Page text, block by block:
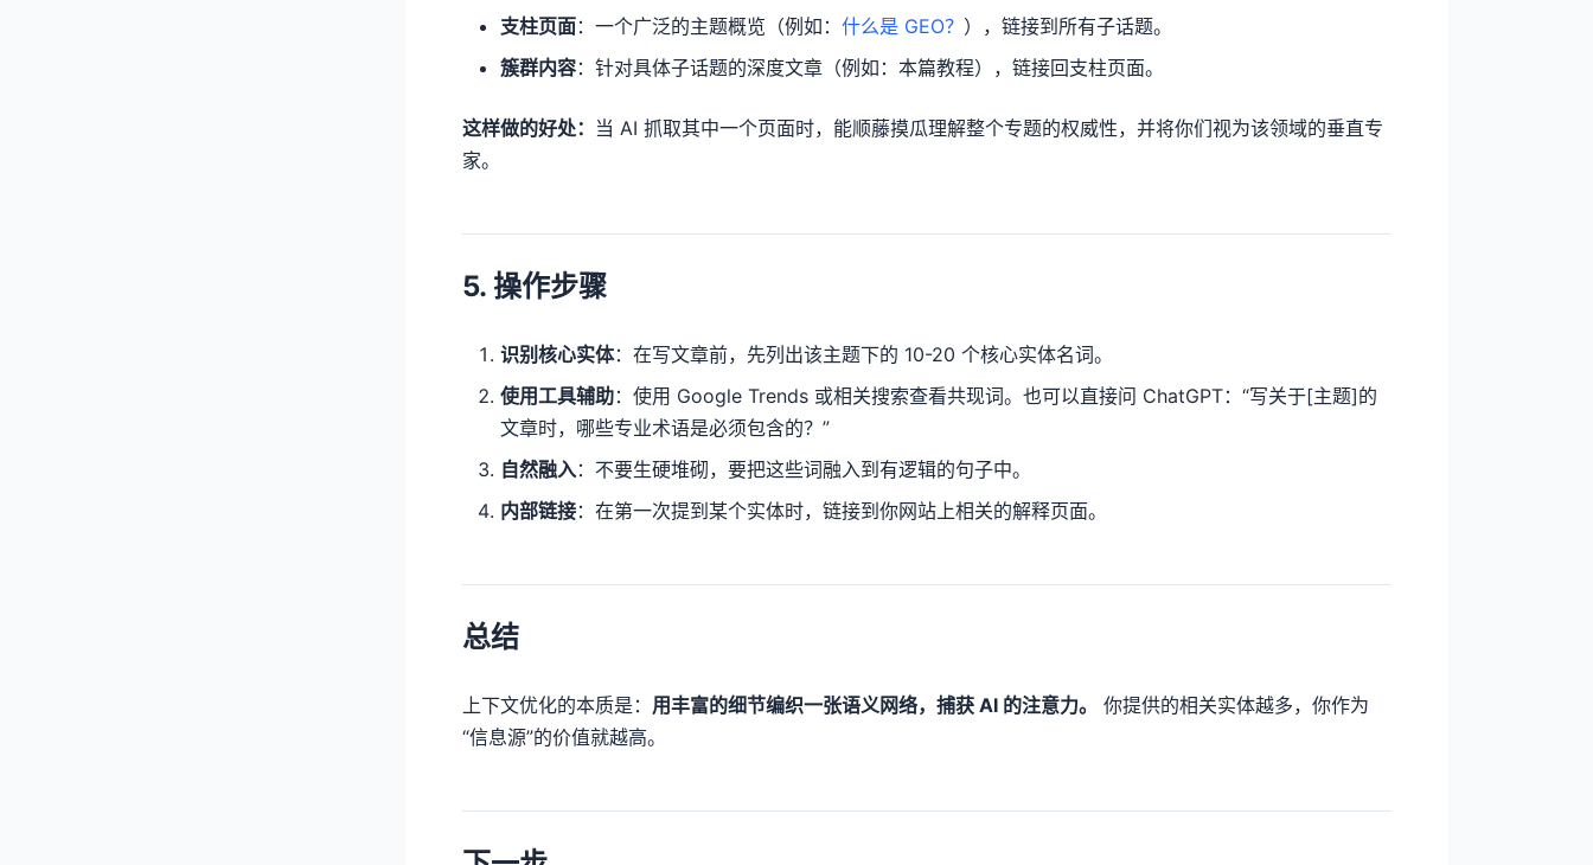
支柱页面：一个广泛的主题概览（例如： 什么是 GEO？ ），链接到所有子话题。
簇群内容：针对具体子话题的深度文章（例如：本篇教程），链接回支柱页面。
这样做的好处： 当 AI 抓取其中一个页面时，能顺藤摸瓜理解整个专题的权威性，并将你们视为该领域的垂直专
家。
5. 操作步骤
识别核心实体：在写文章前，先列出该主题下的 10-20 个核心实体名词。
使用工具辅助：使用 Google Trends 或相关搜索查看共现词。也可以直接问 ChatGPT：“写关于[主题]的
文章时，哪些专业术语是必须包含的？”
自然融入：不要生硬堆砌，要把这些词融入到有逻辑的句子中。
内部链接：在第一次提到某个实体时，链接到你网站上相关的解释页面。
总结
上下文优化的本质是： 用丰富的细节编织一张语义网络，捕获 AI 的注意力。
你提供的相关实体越多，你作为
“信息源”的价值就越高。